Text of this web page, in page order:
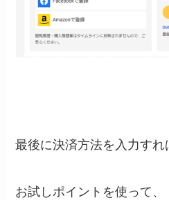
最後に決済方法を入力すれ
お試しポイントを使って